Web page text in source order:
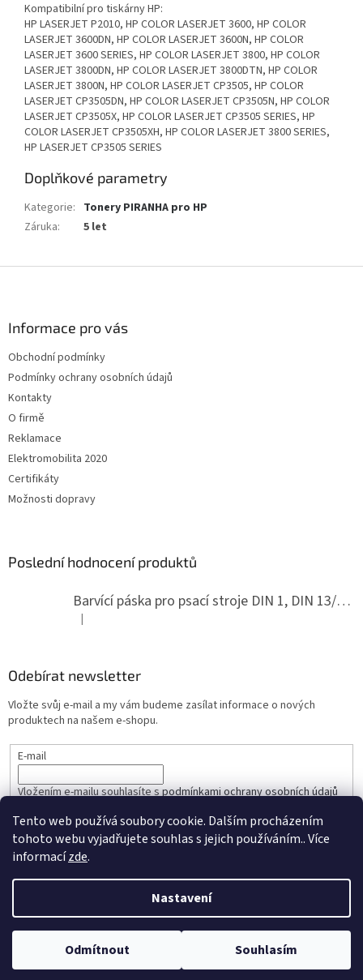
Tento web používá soubory cookie. Dalším procházením
tohoto webu vyjadřujete souhlas s jejich používáním.. Více
informacízde.
Nastavení
Odmítnout Souhlasím
Kompatibilní pro tiskárny HP:
HP LASERJET P2010, HP COLOR LASERJET 3600, HP COLOR
LASERJET 3600DN, HP COLOR LASERJET 3600N, HP COLOR
LASERJET 3600 SERIES, HP COLOR LASERJET 3800, HP COLOR
LASERJET 3800DN, HP COLOR LASERJET 3800DTN, HP COLOR
LASERJET 3800N, HP COLOR LASERJET CP3505, HP COLOR
LASERJET CP3505DN, HP COLOR LASERJET CP3505N, HP COLOR
LASERJET CP3505X, HP COLOR LASERJET CP3505 SERIES, HP
COLOR LASERJET CP3505XH, HP COLOR LASERJET 3800 SERIES,
HP LASERJET CP3505 SERIES
Doplňkové parametry
Kategorie: Tonery PIRANHA pro HP
Záruka: 5 let
Informace pro vás
Obchodní podmínky
Podmínky ochrany osobních údajů
Kontakty
O firmě
Reklamace
Elektromobilita 2020
Certifikáty
Možnosti dopravy
Poslední hodnocení produktů
Barvící páska pro psací stroje DIN 1, DIN 13/10, LAND, PA červenočerná
Hodnocení produktu je 5 z 5 hvězdiček.
|
Odebírat newsletter
Vložte svůj e-mail a my vám budeme zasílat informace o nových
produktech na našem e-shopu.
E-mail
Vložením e-mailu souhlasíte spodmínkami ochrany osobních údajů
PŘIHLÁSIT SE
Vytvořil Shoptet
Copyright 2026COMPS CZ . Všechna práva vyhrazena.